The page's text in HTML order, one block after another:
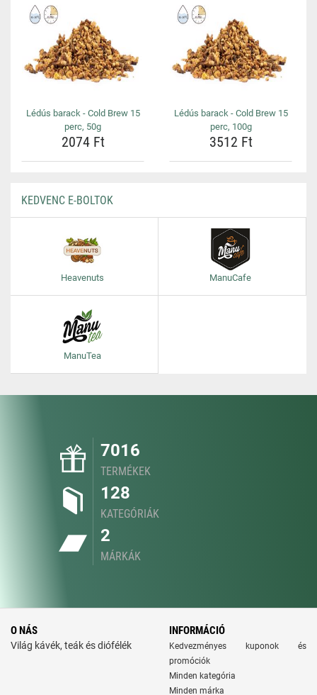
Lédús barack - Cold Brew 15
perc, 50g
2074 Ft
Lédús barack - Cold Brew 15
perc, 100g
3512 Ft
KEDVENC E-BOLTOK
Heavenuts ManuCafe
ManuTea
7016
TERMÉKEK
128
KATEGÓRIÁK
2
MÁRKÁK
O NÁS
Világ kávék, teák és diófélék
INFORMÁCIÓ
Kedvezményes kuponok és
promóciók
Minden kategória
Minden márka